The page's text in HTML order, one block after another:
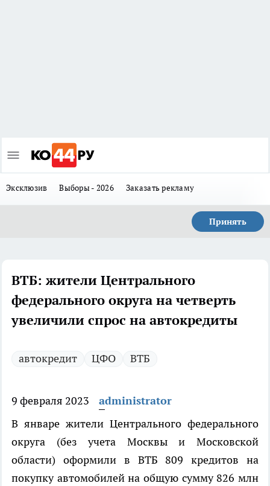
Эксклюзив Выборы - 2026 Заказать рекламу
Принять
ВТБ: жители Центрального
федерального округа на четверть
увеличили спрос на автокредиты
автокредит ЦФО ВТБ
9 февраля 2023
administrator
В январе жители Центрального федерального
округа (без учета Москвы и Московской
области) оформили в ВТБ 809 кредитов на
покупку автомобилей на общую сумму 826 млн